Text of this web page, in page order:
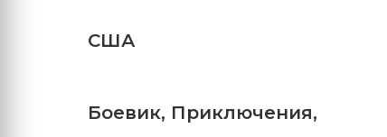
США
Боевик, Приключения,